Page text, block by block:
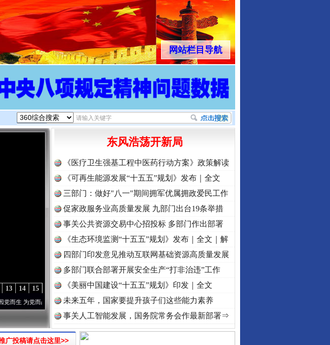
网站栏目导航
15
14
13
为党而战——百年“纪”事⑧加强纪律.. ·[视频]牢记初心使命 奋进复兴征程丨“转折之城”激荡..
东风浩荡开新局
《医疗卫生强基工程中医药行动方案》政策解读
《可再生能源发展“十五五”规划》发布｜全文
三部门：做好"八一"期间拥军优属拥政爱民工作
促家政服务业高质量发展 九部门出台19条举措
事关公共资源交易中心招投标 多部门作出部署
《生态环境监测“十五五”规划》发布｜全文｜解
读
四部门印发意见推动互联网基础资源高质量发展
多部门联合部署开展安全生产“打非治违”工作
《美丽中国建设“十五五”规划》印发｜全文
未来五年，国家要提升孩子们这些能力素养
事关人工智能发展，国务院常务会作最新部署⇒
广投稿请点击这里>>